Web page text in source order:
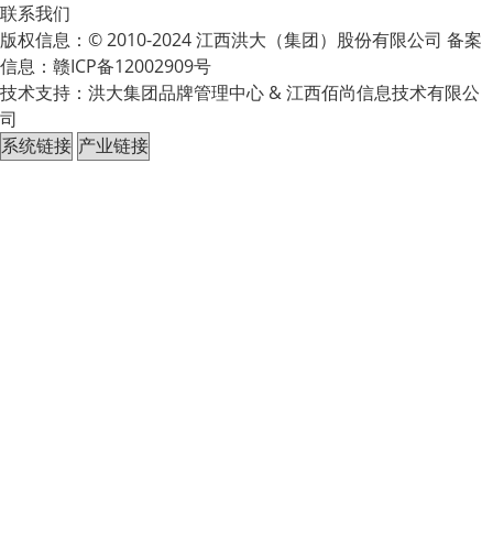
联系我们
版权信息：© 2010-2024 江西洪大（集团）股份有限公司 备案
信息： 赣ICP备12002909号
技术支持：洪大集团品牌管理中心 & 江西佰尚信息技术有限公
司